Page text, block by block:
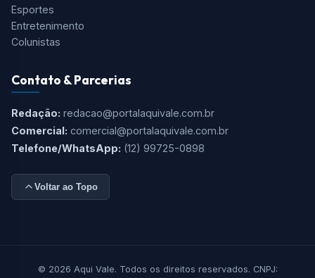
Esportes
Entretenimento
Colunistas
Contato & Parcerias
Redação: redacao@portalaquivale.com.br
Comercial: comercial@portalaquivale.com.br
Telefone/WhatsApp: (12) 99725-0898
Voltar ao Topo
© 2026 Aqui Vale. Todos os direitos reservados. CNPJ: